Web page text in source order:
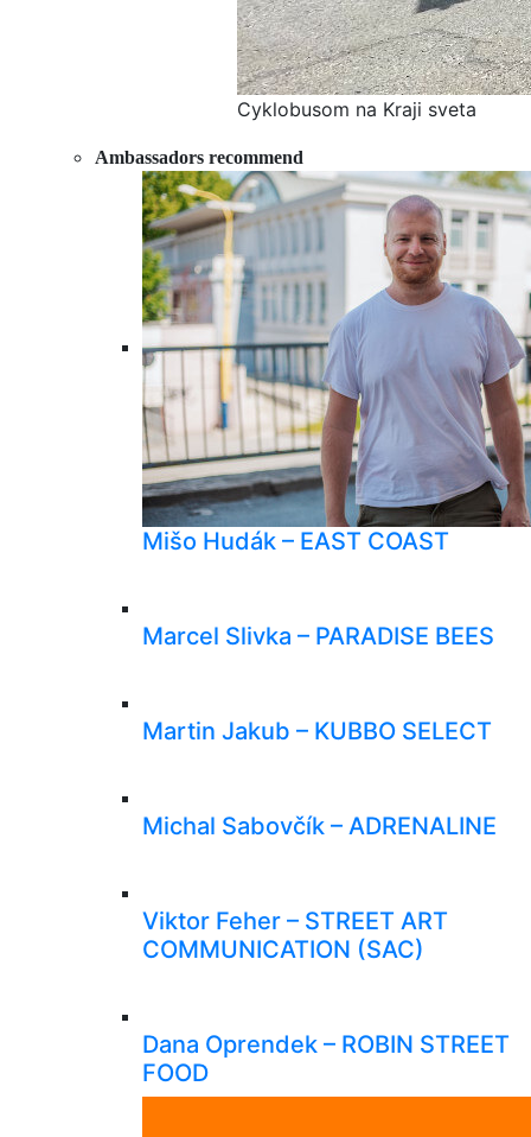
Cyklobusom na Kraji sveta
Ambassadors recommend
Mišo Hudák – EAST COAST
Marcel Slivka – PARADISE BEES
Martin Jakub – KUBBO SELECT
Michal Sabovčík – ADRENALINE
Viktor Feher – STREET ART
COMMUNICATION (SAC)
Dana Oprendek – ROBIN STREET
FOOD